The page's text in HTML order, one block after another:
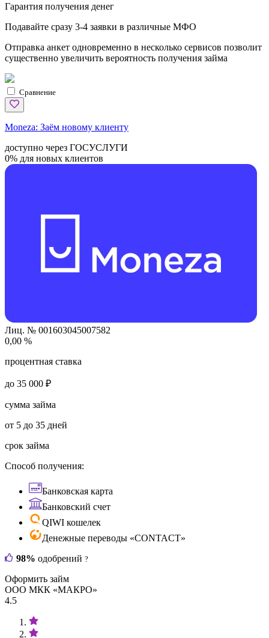
Гарантия получения денег
Подавайте сразу 3-4 заявки в различные МФО
Отправка анкет одновременно в несколько сервисов позволит
существенно увеличить вероятность получения займа
Сравнение
Moneza: Заём новому клиенту
доступно через ГОСУСЛУГИ
0% для новых клиентов
Лиц. № 001603045007582
0,00 %
процентная ставка
до 35 000 ₽
сумма займа
от 5 до 35 дней
срок займа
Способ получения:
Банковская карта
Банковский счет
QIWI кошелек
Денежные переводы «CONTACT»
98% одобрений ?
Оформить займ
ООО МКК «МАКРО»
4.5